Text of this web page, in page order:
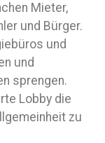
Mieter,
und Bürger.
und
und
sprengen.
Lobby die
zu